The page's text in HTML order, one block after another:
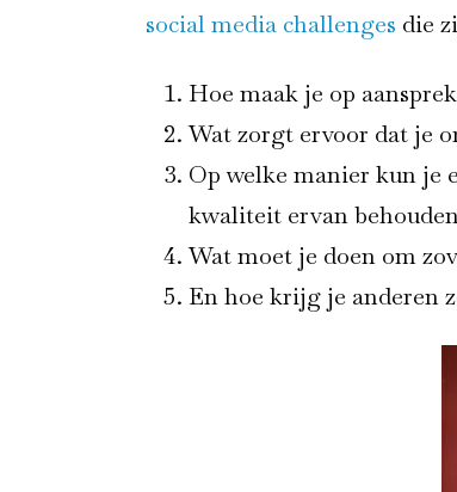
social media challenges die
Hoe maak je op
Wat zorgt ervoor dat je
Op welke manier kun je
kwaliteit ervan
Wat moet je doen om
En hoe krijg je anderen